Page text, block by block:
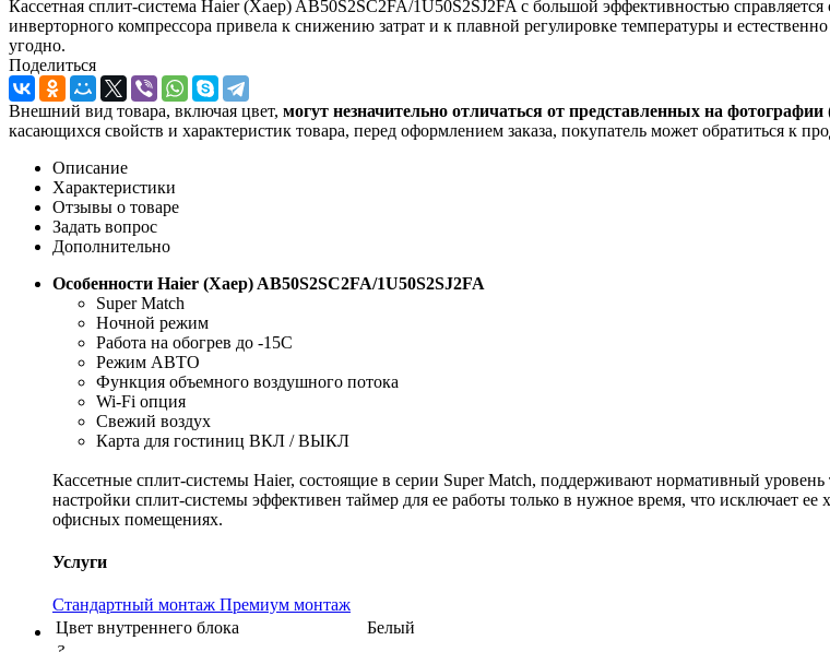
Кассетная сплит-система Haier (Хаер) AB50S2SC2FA/1U50S2SJ2FA с большой эффективностью
инверторного компрессора привела к снижению затрат и к плавной регулировке температуры и
угодно.
Поделиться
Внешний вид товара, включая цвет, могут незначительно отличаться от представленных на
касающихся свойств и характеристик товара, перед оформлением заказа, покупатель может обратиться к
Описание
Характеристики
Отзывы о товаре
Задать вопрос
Дополнительно
Особенности Haier (Хаер) AB50S2SC2FA/1U50S2SJ2FA
Super Match
Ночной режим
Работа на обогрев до -15С
Режим АВТО
Функция объемного воздушного потока
Wi-Fi опция
Свежий воздух
Карта для гостиниц ВКЛ / ВЫКЛ
Кассетные сплит-системы Haier, состоящие в серии Super Match, поддерживают нормативный
настройки сплит-системы эффективен таймер для ее работы только в нужное время, что исключает
офисных помещениях.
Услуги
Стандартный монтаж Премиум монтаж
Цвет внутреннего блока
Белый